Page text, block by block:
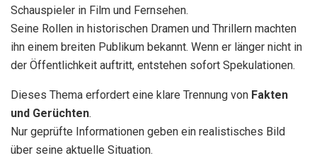
Schauspieler in Film und Fernsehen.
Seine Rollen in historischen Dramen und Thrillern machten
ihn einem breiten Publikum bekannt. Wenn er länger nicht in
der Öffentlichkeit auftritt, entstehen sofort Spekulationen.
Dieses Thema erfordert eine klare Trennung von Fakten
und Gerüchten.
Nur geprüfte Informationen geben ein realistisches Bild
über seine aktuelle Situation.